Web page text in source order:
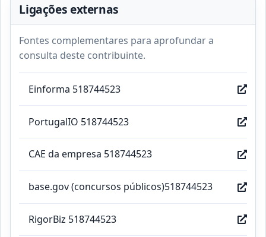
Ligações externas
Fontes complementares para aprofundar a
consulta deste contribuinte.
Einforma 518744523
PortugalIO 518744523
CAE da empresa 518744523
base.gov (concursos públicos)518744523
RigorBiz 518744523